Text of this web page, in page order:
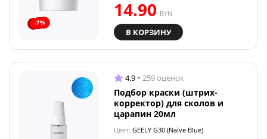
-7%
14.90 BYN
В КОРЗИНУ
4.9 259 оценок
Подбор краски (штрих-
корректор) для сколов и
царапин 20мл
Цвет: GEELY G30 (Naïve Blue)